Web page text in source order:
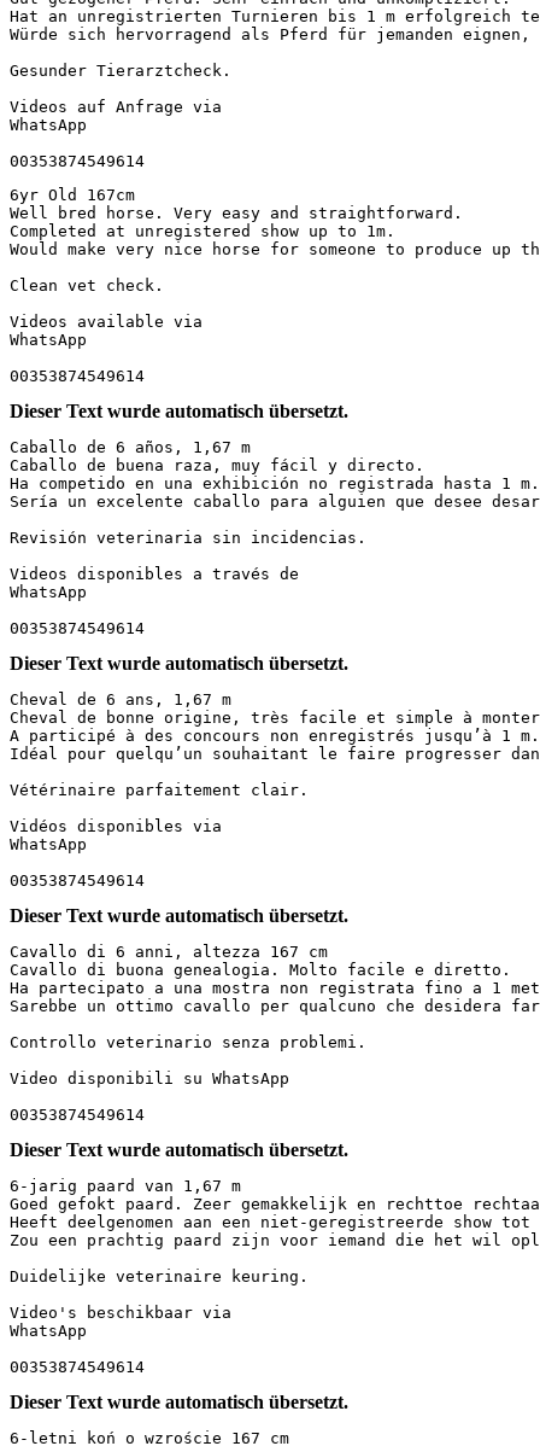
Hat an unregistrierten Turnieren bis 1 m erfolgreich
Würde sich hervorragend als Pferd für jemanden
Gesunder Tierarztcheck.
Videos auf Anfrage via
WhatsApp
00353874549614
6yr Old 167cm
Well bred horse. Very easy and straightforward.
Completed at unregistered show up to 1m.
Would make very nice horse for someone to produce
Clean vet check.
Videos available via
WhatsApp
00353874549614
Dieser Text wurde automatisch übersetzt.
Caballo de 6 años, 1,67 m
Caballo de buena raza, muy fácil y directo.
Ha competido en una exhibición no registrada hasta 1
Sería un excelente caballo para alguien que desee
Revisión veterinaria sin incidencias.
Videos disponibles a través de
WhatsApp
00353874549614
Dieser Text wurde automatisch übersetzt.
Cheval de 6 ans, 1,67 m
Cheval de bonne origine, très facile et simple à
A participé à des concours non enregistrés jusqu’à 1
Idéal pour quelqu’un souhaitant le faire progresser
Vétérinaire parfaitement clair.
Vidéos disponibles via
WhatsApp
00353874549614
Dieser Text wurde automatisch übersetzt.
Cavallo di 6 anni, altezza 167 cm
Cavallo di buona genealogia. Molto facile e diretto.
Ha partecipato a una mostra non registrata fino a 1
Sarebbe un ottimo cavallo per qualcuno che
Controllo veterinario senza problemi.
Video disponibili su WhatsApp
00353874549614
Dieser Text wurde automatisch übersetzt.
6-jarig paard van 1,67 m
Goed gefokt paard. Zeer gemakkelijk en rechttoe
Heeft deelgenomen aan een niet-geregistreerde show
Zou een prachtig paard zijn voor iemand die het wil
Duidelijke veterinaire keuring.
Video's beschikbaar via
WhatsApp
00353874549614
Dieser Text wurde automatisch übersetzt.
6-letni koń o wzroście 167 cm